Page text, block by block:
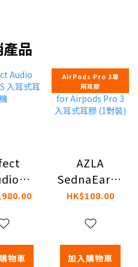
品
入
物車
AirPods Pro 3專
用耳膠
AZLA
SednaEarfit
MAX for
3 入耳式耳膠
(1對裝)
HK$108.00
加入購物車